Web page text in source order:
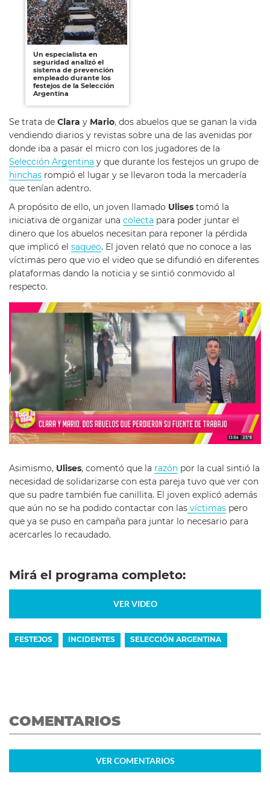
Un especialista en
seguridad analizó el
sistema de prevención
empleado durante los
festejos de la Selección
Argentina
Se trata de Clara y Mario, dos abuelos que se ganan la vida
vendiendo diarios y revistas sobre una de las avenidas por
donde iba a pasar el micro con los jugadores de la
Selección Argentina y que durante los festejos un grupo de
hinchas rompió el lugar y se llevaron toda la mercadería
que tenían adentro.
A propósito de ello, un joven llamado Ulises tomó la
iniciativa de organizar una colecta para poder juntar el
dinero que los abuelos necesitan para reponer la pérdida
que implicó el saqueo. El joven relató que no conoce a las
víctimas pero que vio el video que se difundió en diferentes
plataformas dando la noticia y se sintió conmovido al
respecto.
Asimismo, Ulises, comentó que la razón por la cual sintió la
necesidad de solidarizarse con esta pareja tuvo que ver con
que su padre también fue canillita. El joven explicó además
que aún no se ha podido contactar con las víctimas pero
que ya se puso en campaña para juntar lo necesario para
acercarles lo recaudado.
Mirá el programa completo:
VER VIDEO
FESTEJOS INCIDENTES SELECCIÓN ARGENTINA
COMENTARIOS
VER COMENTARIOS